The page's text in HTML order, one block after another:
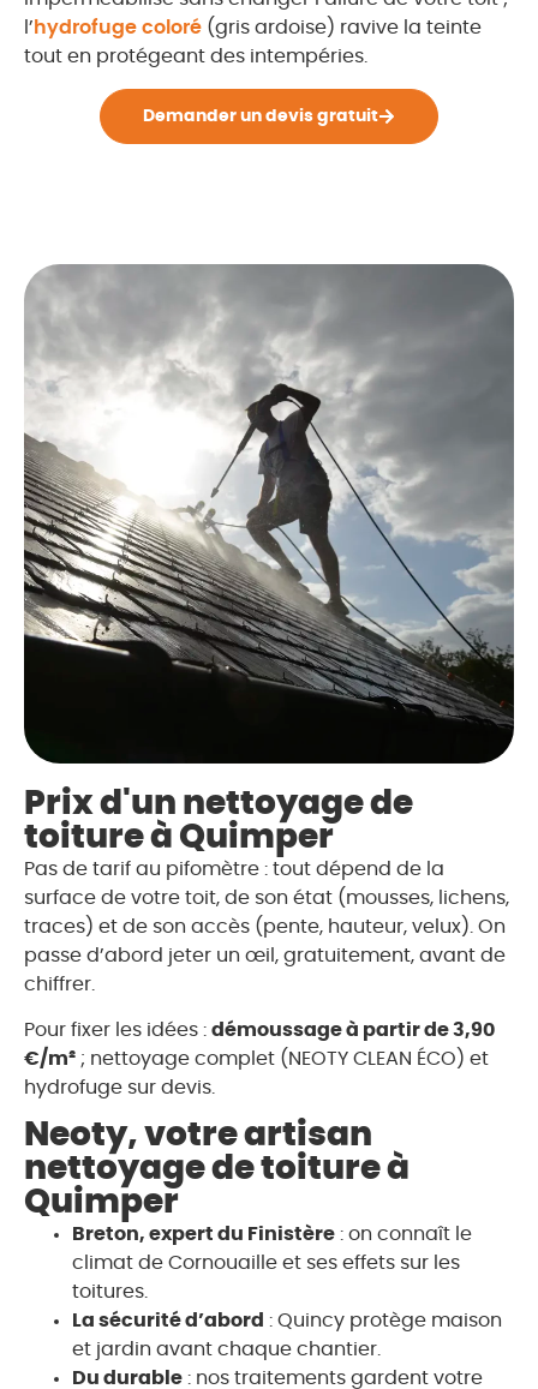
l’ hydrofuge coloré (gris ardoise) ravive la teinte
tout en protégeant des intempéries.
Demander un devis gratuit
Prix d'un nettoyage de
toiture à Quimper
Pas de tarif au pifomètre : tout dépend de la
surface de votre toit, de son état (mousses, lichens,
traces) et de son accès (pente, hauteur, velux). On
passe d’abord jeter un œil, gratuitement, avant de
chiffrer.
Pour fixer les idées : démoussage à partir de 3,90
€/m² ; nettoyage complet (NEOTY CLEAN ÉCO) et
hydrofuge sur devis.
Neoty, votre artisan
nettoyage de toiture à
Quimper​
Breton, expert du Finistère : on connaît le
climat de Cornouaille et ses effets sur les
toitures.
La sécurité d’abord : Quincy protège maison
et jardin avant chaque chantier.
Du durable : nos traitements gardent votre